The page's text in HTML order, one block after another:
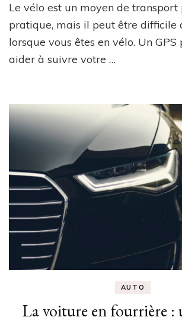
Le vélo est un moyen de
pratique, mais il peut être difficile
lorsque vous êtes en vélo. Un GPS
aider à suivre votre …
AUTO
La voiture en fourrière :